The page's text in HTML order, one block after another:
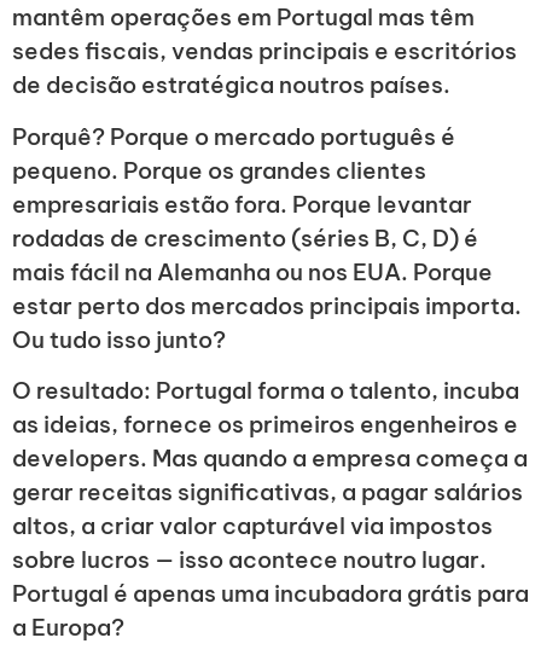
mantêm operações em Portugal mas têm
sedes fiscais, vendas principais e escritórios
de decisão estratégica noutros países.
Porquê? Porque o mercado português é
pequeno. Porque os grandes clientes
empresariais estão fora. Porque levantar
rodadas de crescimento (séries B, C, D) é
mais fácil na Alemanha ou nos EUA. Porque
estar perto dos mercados principais importa.
Ou tudo isso junto?
O resultado: Portugal forma o talento, incuba
as ideias, fornece os primeiros engenheiros e
developers. Mas quando a empresa começa a
gerar receitas significativas, a pagar salários
altos, a criar valor capturável via impostos
sobre lucros — isso acontece noutro lugar.
Portugal é apenas uma incubadora grátis para
a Europa?